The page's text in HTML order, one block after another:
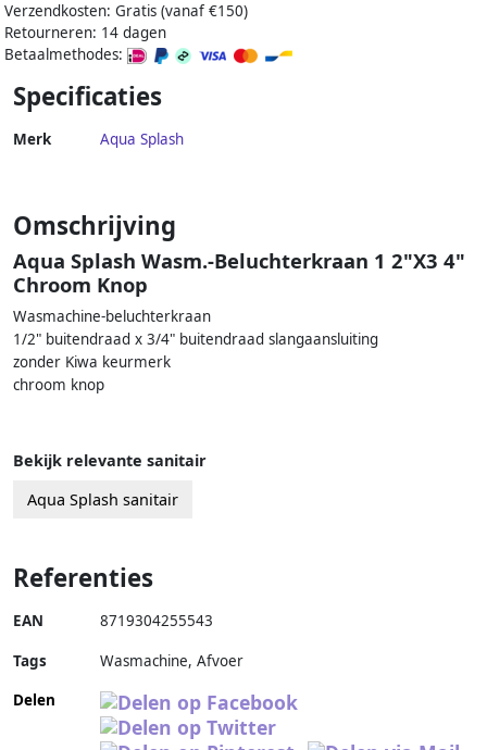
Verzendkosten: Gratis (vanaf €150)
Retourneren: 14 dagen
Betaalmethodes:
Specificaties
Merk Aqua Splash
Omschrijving
Aqua Splash Wasm.-Beluchterkraan 1 2"X3 4"
Chroom Knop
Wasmachine-beluchterkraan
1/2" buitendraad x 3/4" buitendraad slangaansluiting
zonder Kiwa keurmerk
chroom knop
Bekijk relevante sanitair
Aqua Splash sanitair
Referenties
EAN 8719304255543
Tags
Wasmachine, Afvoer
Delen